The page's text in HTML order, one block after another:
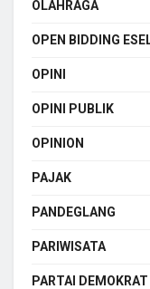
OLAHRAGA
OPEN BIDDING
OPINI
OPINI PUBLIK
OPINION
PAJAK
PANDEGLANG
PARIWISATA
PARTAI